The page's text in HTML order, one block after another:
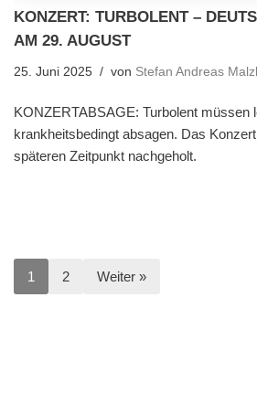
KONZERT: TURBOLENT –
AM 29. AUGUST
25. Juni 2025 von Stefan Andreas
KONZERTABSAGE: Turbolent müssen
krankheitsbedingt absagen. Das
späteren Zeitpunkt nachgeholt.
1 2 Weiter »